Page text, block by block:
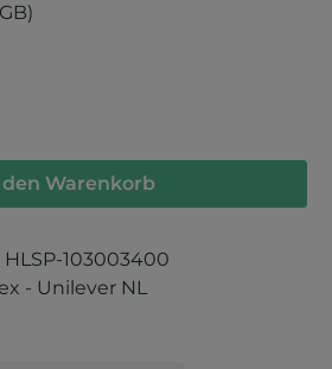
Gib den
den Warenkorb
HLSP-103003400
- Unilever NL